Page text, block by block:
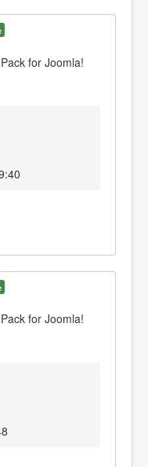
for Joomla!
for Joomla!